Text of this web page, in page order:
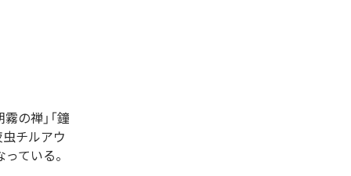
の禅」「鐘
虫チルアウ
っている。